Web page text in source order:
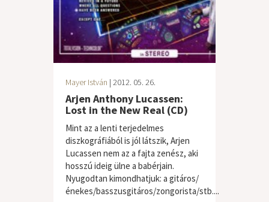
Mayer István | 2012. 05. 26.
Arjen Anthony Lucassen:
Lost in the New Real (CD)
Mint az a lenti terjedelmes
diszkográfiából is jól látszik, Arjen
Lucassen nem az a fajta zenész, aki
hosszú ideig ülne a babérjain.
Nyugodtan kimondhatjuk: a gitáros/
énekes/basszusgitáros/zongorista/stb....